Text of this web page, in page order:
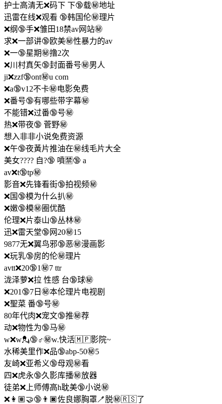
护士高清无❌码下 下🔞载㊙️地址
迅雷在线❌观看 🔞韩国伦㊙️理片
❌纲🔞手❌雏田18禁av网站㊙️
求❌一部讲🔞欧美㊙️性暴力的av
❌一🔞星期㊙️撸2次
❌川村真矢🔞封面番号㊙️男人
ji❌zzf🔞ont㊙️u com
❌a🔞v12不卡㊙️电影免费
❌番号🔞有哪些带字幕㊙️
不能错❌过番🔞号㊙️
热❌带夜🔞 菅野㊙️
想入非非小说免费资源
❌午🔞夜黃片推油在㊙️线毛片大全
美女???? 自?🔞 噴🈲🔞 a
av❌t🔞tp㊙️
影音❌先锋看街🔞拍视频㊙️
❌国🔞模为什么扒㊙️
❌嫩🔞模㊙️圈优酷
伦理❌片泰山🔞丛林㊙️
迅❌雷天堂🔞网20㊙️15
9877无❌翼鸟邪🔞恶㊙️漫画影
❌玩乳🔞房的伦㊙️理片
avtt❌20🔞1㊙️7 ttr
泷泽萝❌拉 性感 台🔞球㊙️
❌201🔞7日㊙️本伦理片电视剧
❌聖菜 番🔞号㊙️
80年代肉❌宠文🔞推㊙️荐
动❌物性为🔞马㊙️
w❌w💂‍🔞♂㊙️️w.快活🇲🇵影院~
水稀美里作❌品🔞abp-50㊙️5
友崎❌亚希义🔞母观㊙️看
四❌虎永🔞久影库播㊙️放器
徒弟❌上师傅高h耽美🔞小说㊙️
❌👩🏽‍🤝‍🔞👨🏿佐良娜胸罩🪥脱㊙️🇷🇸了